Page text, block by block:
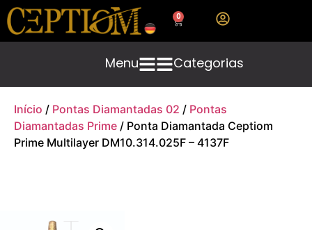
0
Menu Categorias
Início / Pontas Diamantadas 02 / Pontas
Diamantadas Prime / Ponta Diamantada Ceptiom
Prime Multilayer DM10.314.025F – 4137F